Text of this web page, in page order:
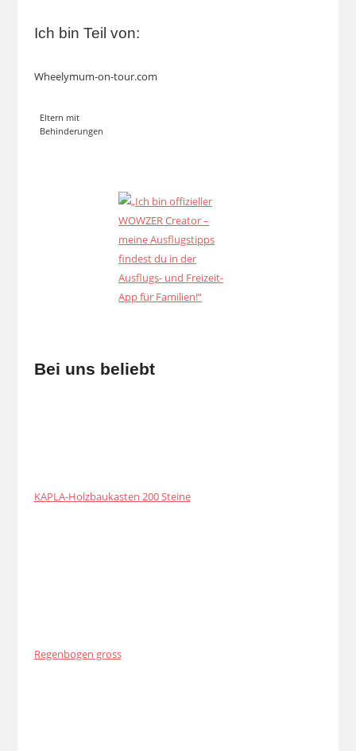
Ich bin Teil von:
Wheelymum-on-tour.com
Eltern mit
Behinderungen
Bei uns beliebt
KAPLA-Holzbaukasten 200 Steine
Regenbogen gross